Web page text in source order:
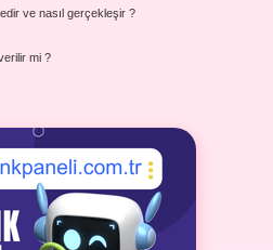
ve nasıl gerçekleşir ?
mi ?